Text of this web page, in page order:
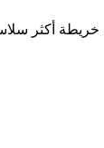
خريطة أكثر